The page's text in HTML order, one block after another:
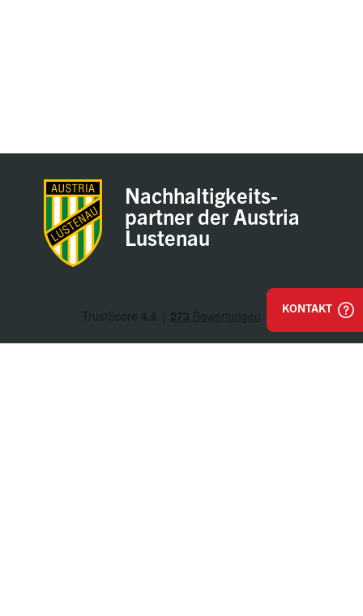
Nachhaltigkeits-
partner der Austria
Lustenau
KONTAKT